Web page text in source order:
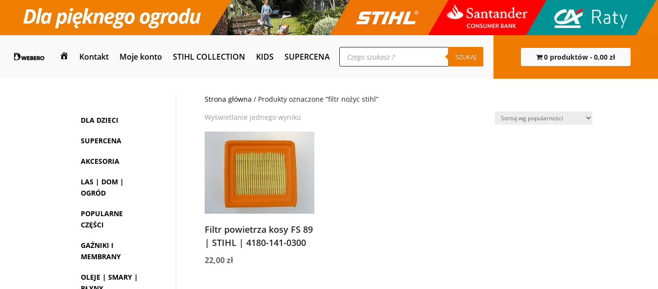
Dom Kontakt Moje konto STIHL COLLECTION KIDS SUPERCENA
Wyszukiwarka
produktów SZUKAJ 0 produktów 0,00 zł
Strona główna / Produkty oznaczone “filtr nożyc stihl”
Wyświetlanie jednego wyniku
Filtr powietrza kosy FS 89
| STIHL | 4180-141-0300
22,00zł
DLA DZIECI
SUPERCENA
AKCESORIA
LAS | DOM |
OGRÓD
POPULARNE
CZĘŚCI
GAŹNIKI I
MEMBRANY
OLEJE | SMARY |